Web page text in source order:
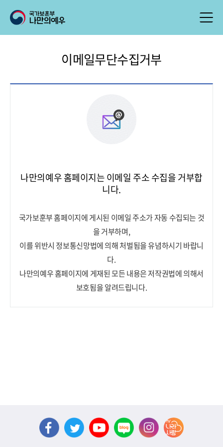
이메일무단수집거부
나만의예우 홈페이지는 이메일 주소 수집을 거부합
니다.
국가보훈부 홈페이지에 게시된 이메일 주소가 자동 수집되는 것
을 거부하며,
이를 위반시 정보통신망법에 의해 처벌됨을 유념하시기 바랍니
다.
나만의예우 홈페이지에 게재된 모든 내용은 저작권법에 의해서
보호됨을 알려드립니다.